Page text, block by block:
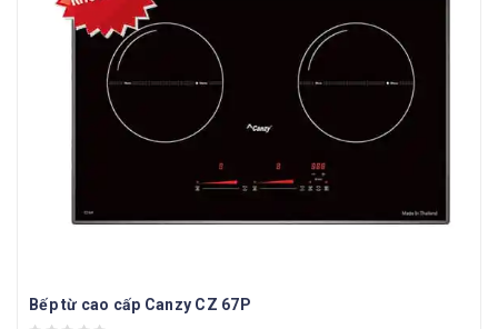
Bếp từ cao cấp Canzy CZ 67P